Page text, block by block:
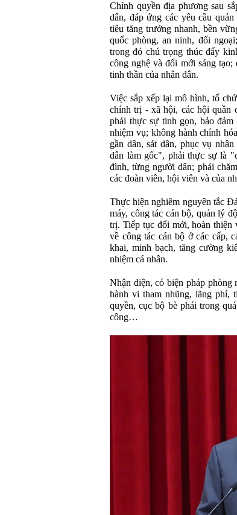
Chính quyền địa phương sau
dân, đáp ứng các yêu cầu
tiêu tăng trưởng nhanh, bền
quốc phòng, an ninh, đối
trong đó chú trọng thúc đẩy
công nghệ và đổi mới sáng
tinh thần của nhân dân.
Việc sắp xếp lại mô hình, tổ
chính trị - xã hội, các hội quần
phải thực sự tinh gọn, bảo
nhiệm vụ; không hành chính
gần dân, sát dân, phục vụ
dân làm gốc", phải thực sự là
đình, từng người dân; phải
các đoàn viên, hội viên và của
Thực hiện nghiêm nguyên tắc
máy, công tác cán bộ, quản lý
trị. Tiếp tục đổi mới, hoàn thiện
về công tác cán bộ ở các cấp,
khai, minh bạch, tăng cường
nhiệm cá nhân.
Nhận diện, có biện pháp
hành vi tham nhũng, lãng phí,
quyền, cục bộ bè phái trong
công…